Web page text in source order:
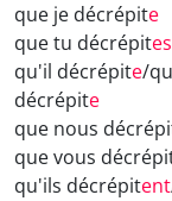
que je décrépite
que tu décrépites
qu'il décrépite/
décrépite
que nous
que vous
qu'ils décrépitent